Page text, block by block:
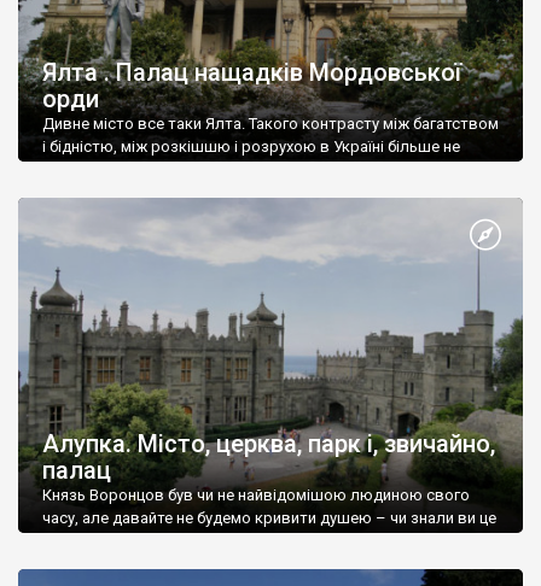
Ялта . Палац нащадків Мордовської
орди
Дивне місто все таки Ялта. Такого контрасту між багатством
і бідністю, між розкішшю і розрухою в Україні більше не
Алупка. Місто, церква, парк і, звичайно,
палац
Князь Воронцов був чи не найвідомішою людиною свого
часу, але давайте не будемо кривити душею – чи знали ви це